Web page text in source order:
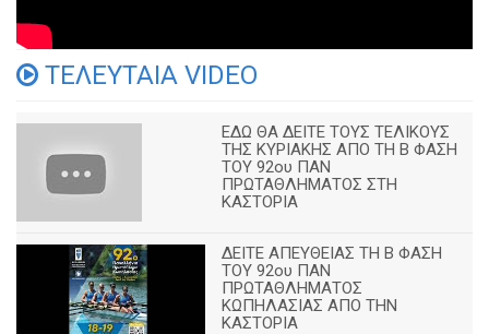
ΤΕΛΕΥΤΑΙΑ VIDEO
ΕΔΩ ΘΑ ΔΕΙΤΕ ΤΟΥΣ ΤΕΛΙΚΟΥΣ
ΤΗΣ ΚΥΡΙΑΚΗΣ ΑΠΟ ΤΗ Β ΦΑΣΗ
ΤΟΥ 92ου ΠΑΝ
ΠΡΩΤΑΘΛΗΜΑΤΟΣ ΣΤΗ
ΚΑΣΤΟΡΙΑ
ΔΕΙΤΕ ΑΠΕΥΘΕΙΑΣ ΤΗ Β ΦΑΣΗ
ΤΟΥ 92ου ΠΑΝ
ΠΡΩΤΑΘΛΗΜΑΤΟΣ
ΚΩΠΗΛΑΣΙΑΣ ΑΠΟ ΤΗΝ
ΚΑΣΤΟΡΙΑ